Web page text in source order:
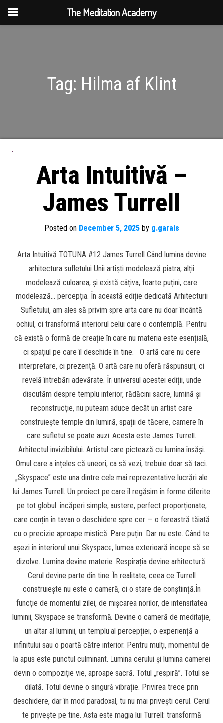
Tag: Hilma af Klint
Arta Intuitivă –
James Turrell
Posted on December 5, 2025by g.garais
Arta Intuitivă TOTUNA #12 James Turrell Când lumina devine
arhitectura sufletului Unii artiști modelează piatra, alții
modelează culoarea, și există câțiva, foarte puțini, care
modelează… percepția. În această ediție dedicată Arhitecturii
Sufletului, am ales să privim spre arta care nu doar încântă
ochiul, ci transformă interiorul celui care o contemplă. Pentru
că există o formă de creație în care nu materia este esențială,
ci spațiul pe care îl deschide în tine. O artă care nu cere
interpretare, ci prezență. O artă care nu oferă răspunsuri, ci
revelă întrebări adevărate. În universul acestei ediții, unde
discutăm despre templu interior, rădăcini sacre, lumină și
reconstrucție, nu puteam aduce decât un artist care
construiește temple din lumină, spații de tăcere, camere în
care sufletul se poate auzi. Acesta este James Turrell.
Arhitectul invizibilului. Artistul care pictează cu lumina însăși.
Omul care a înțeles că uneori, ca să vezi, trebuie doar să taci.
„Skyspace” este una dintre cele mai reprezentative lucrări ale
lui James Turrell. Un proiect pe care îl regăsim în forme diferite
pe tot globul: încăperi simple, austere, perfect proporționate,
care conțin în tavan o deschidere spre cer — o fereastră tăiată
cu o precizie aproape mistică. Pare puțin. Dar nu este. Când te
așezi în interiorul unui Skyspace, lumea exterioară începe să se
dizolve. Lumina devine materie. Respirația devine arhitectură.
Cerul devine parte din tine. În realitate, ceea ce Turrell
construiește nu este o cameră, ci o stare de conștiință.În
funcție de momentul zilei, de mișcarea norilor, de intensitatea
luminii, Skyspace se transformă. Devine o cameră de meditație,
un altar al luminii, un templu al percepției, o experiență a
infinitului sau o poartă către interior. Pentru mulți, momentul de
la apus este punctul culminant. Lumina cerului și lumina camerei
devin o compoziție vie, aproape sacră. Totul „respiră”. Totul se
dilată. Totul devine o singură vibrație. Privirea trece prin
deschidere, dar în mod paradoxal, tu nu mai privești cerul. Cerul
te privește pe tine. Asta este magia lui Turrell: transformă
The Meditation Academy